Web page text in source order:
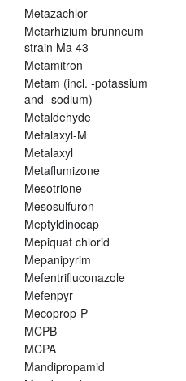
Metazachlor
Metarhizium brunneum
strain Ma 43
Metamitron
Metam (incl. -potassium
and -sodium)
Metaldehyde
Metalaxyl-M
Metalaxyl
Metaflumizone
Mesotrione
Mesosulfuron
Meptyldinocap
Mepiquat chlorid
Mepanipyrim
Mefentrifluconazole
Mefenpyr
Mecoprop-P
MCPB
MCPA
Mandipropamid